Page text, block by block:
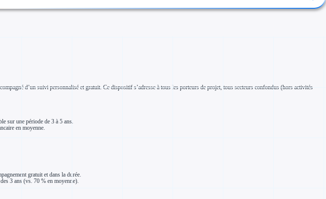
d’un suivi personnalisé et gratuit. Ce dispositif s’adresse à tous les porteurs de projet, tous secteurs confondus (hors activités
sur une période de 3 à 5 ans.
en moyenne.
gratuit et dans la durée.
3 ans (vs. 70 % en moyenne).